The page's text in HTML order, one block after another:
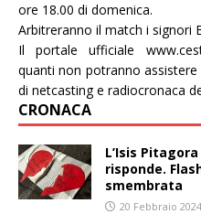
ore 18.00 di domenica.
Arbitreranno il match i signori
Il portale ufficiale
quanti non potranno assistere
di netcasting e radiocronaca
CRONACA
L’Isis
risponde.
smembrata
20 Febbraio 2024